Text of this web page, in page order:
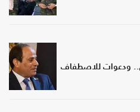
ودعوات للاصطفاف